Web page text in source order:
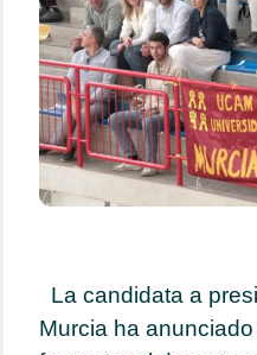
La candidata a
Murcia ha